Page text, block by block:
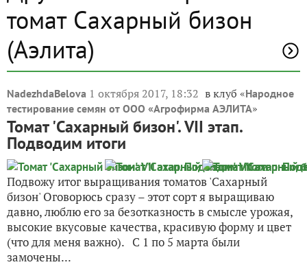
томат Сахарный бизон
(Аэлита)
NadezhdaBelova 1 октября 2017, 18:32 в клуб «Народное
тестирование семян от ООО «Агрофирма АЭЛИТА»
Томат 'Сахарный бизон'. VII этап.
Подводим итоги
Подвожу итог выращивания томатов 'Сахарный
бизон' Оговорюсь сразу – этот сорт я выращиваю
давно, люблю его за безотказность в смысле урожая,
высокие вкусовые качества, красивую форму и цвет
(что для меня важно). С 1 по 5 марта были
замочены...